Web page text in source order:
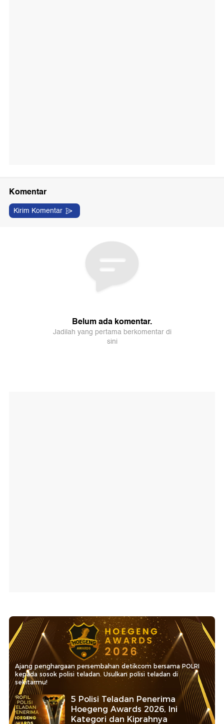
Ajang penghargaan persembahan detikcom bersama POLRI
kepada sosok polisi teladan. Usulkan polisi teladan di
sekitarmu!
5 Polisi Teladan Penerima
Hoegeng Awards 2026, Ini
Kategori dan Kiprahnya